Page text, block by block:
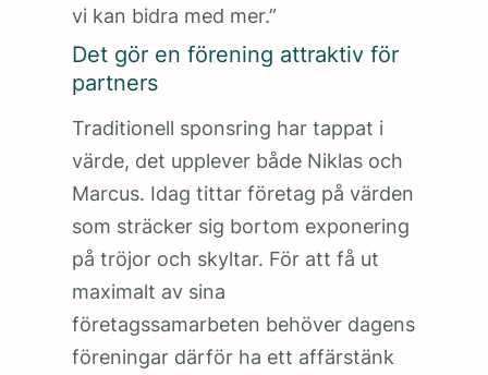
vi kan bidra med mer.”
Det gör en förening attraktiv för
partners
Traditionell sponsring har tappat i
värde, det upplever både Niklas och
Marcus. Idag tittar företag på värden
som sträcker sig bortom exponering
på tröjor och skyltar. För att få ut
maximalt av sina
företagssamarbeten behöver dagens
föreningar därför ha ett affärstänk